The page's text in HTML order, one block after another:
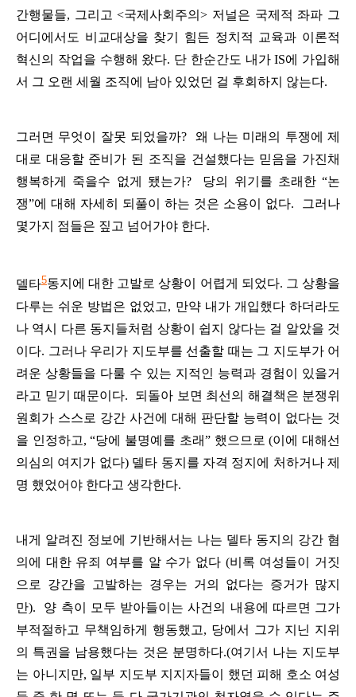
간행물들, 그리고 <국제사회주의> 저널은 국제적 좌파 그
어디에서도 비교대상을 찾기 힘든 정치적 교육과 이론적
혁신의 작업을 수행해 왔다. 단 한순간도 내가 IS에
가입해
서 그 오랜 세월 조직에 남아 있었던 걸 후회하지 않는다.
그러면 무엇이 잘못 되었을까? 왜 나는 미래의 투쟁에 제
대로 대응할 준비가 된 조직을 건설했다는 믿음을 가진채
행복하게
죽을수 없게 됐는가? 당의 위기를 초래한“논
쟁”에 대해 자세히 되풀이 하는 것은 소용이 없다.
그러나
몇가지
점들은 짚고 넘어가야 한다.
델타5동지에 대한 고발로 상황이 어렵게 되었다. 그 상황을
다루는 쉬운 방법은 없었고, 만약 내가 개입했다 하더라도
나 역시 다른 동지들처럼 상황이 쉽지 않다는 걸 알았을 것
이다. 그러나 우리가 지도부를 선출할 때는 그 지도부가 어
려운 상황들을 다룰 수 있는 지적인 능력과 경험이
있을거
라고 믿기 때문이다. 되돌아 보면 최선의 해결책은 분쟁위
원회가 스스로 강간 사건에 대해 판단할 능력이 없다는 것
을 인정하고, “당에 불명예를 초래” 했으므로 (이에 대해선
의심의 여지가 없다) 델타 동지를 자격 정지에 처하거나 제
명 했었어야 한다고 생각한다.
내게 알려진 정보에 기반해서는 나는 델타 동지의 강간 혐
의에
대한 유죄 여부를 알 수가 없다 (비록 여성들이
거짓
으로
강간을 고발하는 경우는 거의 없다는 증거가 많지
만). 양 측이 모두 받아들이는 사건의 내용에 따르면 그가
부적절하고 무책임하게 행동했고, 당에서 그가 지닌 지위
의 특권을 남용했다는 것은 분명하다.(여기서 나는 지도부
는 아니지만, 일부 지도부 지지자들이 했던 피해 호소 여성